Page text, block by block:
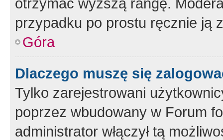
przypadku po prostu ręcznie ją
Góra
Dlaczego muszę się
Tylko zarejestrowani
poprzez wbudowany w Forum
administrator włączył tą